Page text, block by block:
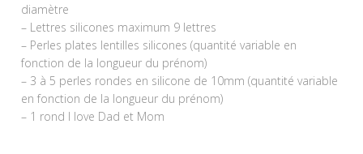
diamètre
– Lettres silicones maximum 9 lettres
– Perles plates lentilles silicones (quantité variable en
fonction de la longueur du prénom)
– 3 à 5 perles rondes en silicone de 10mm (quantité variable
en fonction de la longueur du prénom)
– 1 rond I love Dad et Mom